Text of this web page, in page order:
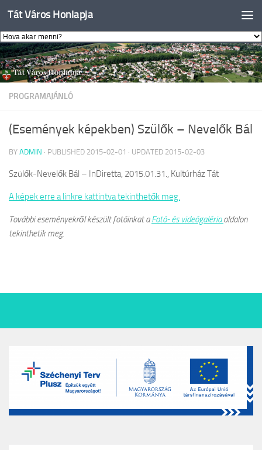
Skip to content
Tát Város Honlapja
PROGRAMAJÁNLÓ
(Események képekben) Szülők – Nevelők Bál
BY ADMIN · PUBLISHED 2015-02-01 · UPDATED 2015-02-03
Szülők-Nevelők Bál – InDiretta, 2015.01.31., Kultúrház Tát
A képek erre a linkre kattintva tekinthetők meg.
További eseményekről készült fotóinkat aFotó- és videógalériaoldalon
tekinthetik meg.